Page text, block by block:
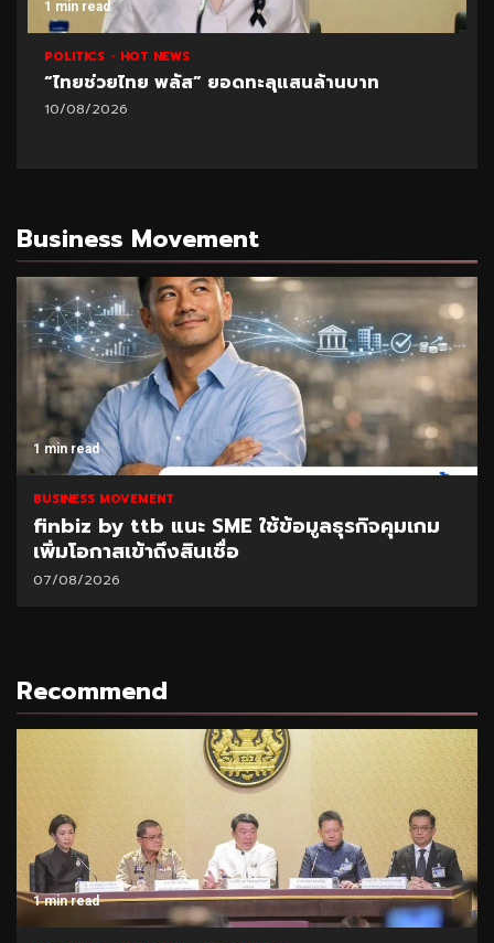
1 min read
POLITICS HOT NEWS
“ไทยช่วยไทย พลัส” ยอดทะลุแสนล้านบาท
10/08/2026
Business Movement
1 min read
BUSINESS MOVEMENT
finbiz by ttb แนะ SME ใช้ข้อมูลธุรกิจคุมเกม
เพิ่มโอกาสเข้าถึงสินเชื่อ
07/08/2026
Recommend
1 min read